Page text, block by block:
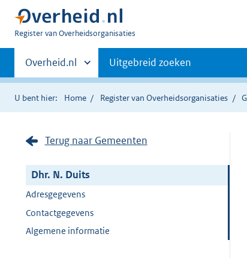
U
Register van Overheidsorganisaties
Primaire
navigatie
Andere
sites
binnen
Overheid.nl Uitgebreid zoeken
U bent hier: Home Register van Overheidsorganisaties
Terug naar Gemeenten
Dhr. N. Duits
Adresgegevens
Contactgegevens
Algemene informatie